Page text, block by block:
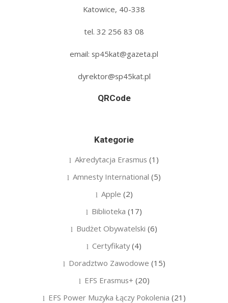
Katowice, 40-338
tel. 32 256 83 08‬
email: sp45kat@gazeta.pl
dyrektor@sp45kat.pl
QRCode
Kategorie
Akredytacja Erasmus (1)
Amnesty International (5)
Apple (2)
Biblioteka (17)
Budżet Obywatelski (6)
Certyfikaty(4)
Doradztwo Zawodowe (15)
EFS Erasmus+ (20)
EFS Power Muzyka Łączy Pokolenia (21)